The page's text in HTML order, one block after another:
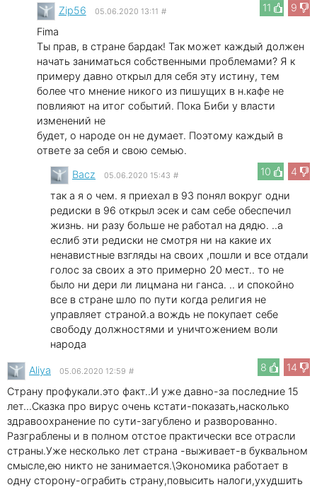
11
9
Zip56 05.06.2020 13:11 #
Fima
Ты прав, в стране бардак! Так может каждый должен
начать заниматься собственными проблемами? Я к
примеру давно открыл для себя эту истину, тем
более что мнение никого из пишущих в н.кафе не
повлияют на итог событий. Пока Биби у власти
изменений не
будет, о народе он не думает. Поэтому каждый в
ответе за себя и свою семью.
10
4
Bacz 05.06.2020 15:43 #
так а я о чем. я приехал в 93 понял вокруг одни
редиски в 96 открыл эсек и сам себе обеспечил
жизнь. ни разу больше не работал на дядю. ..а
еслиб эти редиски не смотря ни на какие их
ненавистные взгляды на своих ,пошли и все отдали
голос за своих а это примерно 20 мест.. то не
было ни дери ли лицмана ни ганса. .. и спокойно
все в стране шло по пути когда религия не
управляет страной.а вождь не покупает себе
свободу должностями и уничтожением воли
народа
8
14
Aliya 05.06.2020 12:59 #
Страну профукали.это факт..И уже давно-за последние 15
лет...Сказка про вирус очень кстати-показать,насколько
здравоохранение по сути-загублено и разворованно.
Разграблены и в полном отстое практически все отрасли
страны.Уже несколько лет страна -выживает-в буквальном
смысле,ею никто не занимается.\Экономика работает в
одну сторону-ограбить страну,повысить налоги,ухудшить